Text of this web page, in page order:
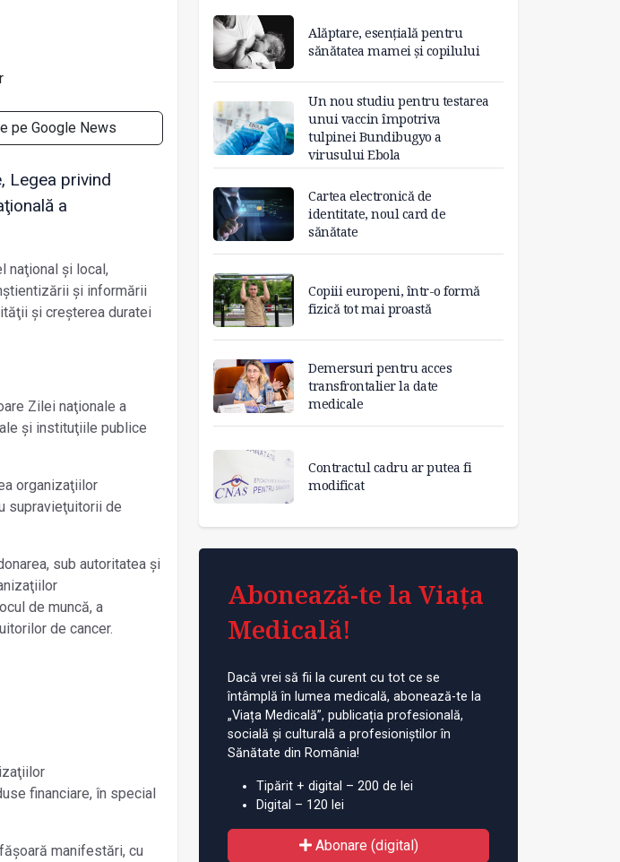
pe Google News
Legea privind
a
naţional şi local,
şi informării
şi creşterea duratei
Zilei naţionale a
şi instituţiile publice
organizaţiilor
supravieţuitorii de
sub autoritatea şi
de muncă, a
de cancer.
financiare, în special
manifestări, cu
Alăptare, esențială pentru
sănătatea mamei și copilului
Un nou studiu pentru testarea
unui vaccin împotriva
tulpinei Bundibugyo a
virusului Ebola
Cartea electronică de
identitate, noul card de
sănătate
Copiii europeni, într-o formă
fizică tot mai proastă
Demersuri pentru acces
transfrontalier la date
medicale
Contractul cadru ar putea fi
modificat
Abonează-te la Viața
Medicală!
Dacă vrei să fii la curent cu tot ce se
întâmplă în lumea medicală, abonează-te la
„Viața Medicală”, publicația profesională,
socială și culturală a profesioniștilor în
Sănătate din România!
Tipărit + digital – 200 de lei
Digital – 120 lei
Abonare (digital)